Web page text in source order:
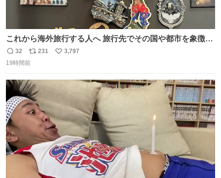
これから海外旅行する人へ 旅行先でその国や都市を象徴す
る マグネットを買って欲しい。 僕は交換留学してた1年間
で20カ国回ったけど、旅行先で必ずマグネットを買い、今
どそれぞれのマグネットを見る度に旅の思い出が鮮明によ
みがえります。
返
信
32
リ
ポ
ト
数
231
い
数
3,797
19時間前